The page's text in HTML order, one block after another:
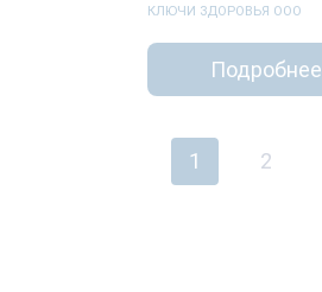
КЛЮЧИ ЗДОРОВЬЯ ООО
Подробнее
1 2